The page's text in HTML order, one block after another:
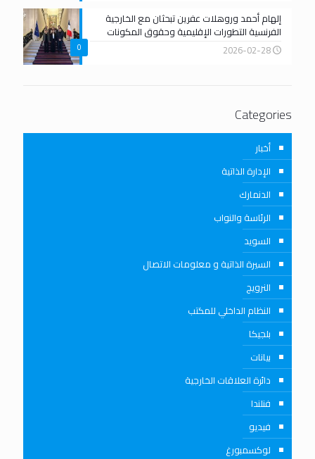
0
إلهام أحمد وروهلات عفرين تبحثان مع الخارجية
الفرنسية التطورات الإقليمية وحقوق المكونات
2026-02-28
Categories
أخبار
الإدارة الذاتية
الدنمارك
الرئاسة والنواب
السويد
السيرة الذاتية و معلومات الاتصال
النرويج
النظام الداخلي للمكتب
بلجيكا
بيانات
دائرة العلاقات الخارجية
فنلندا
فيديو
لوكسمبورغ